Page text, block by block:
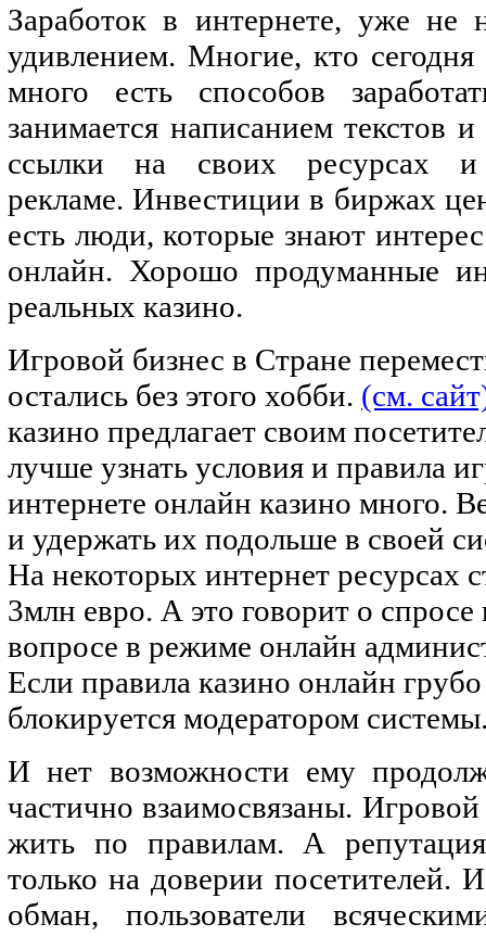
Заработок в интернете, уже не
удивлением. Многие, кто сегодня
много есть способов
занимается написанием текстов
ссылки на своих ресурсах
рекламе. Инвестиции в биржах
есть люди, которые знают
онлайн. Хорошо продуманные
реальных казино.
Игровой бизнес в Стране
остались без этого хобби. (см.
казино предлагает своим
лучше узнать условия и правила
интернете онлайн казино много.
и удержать их подольше в своей
На некоторых интернет ресурсах
3млн евро. А это говорит о
вопросе в режиме онлайн
Если правила казино онлайн
блокируется модератором
И нет возможности ему
частично взаимосвязаны.
жить по правилам. А
только на доверии посетителей.
обман, пользователи